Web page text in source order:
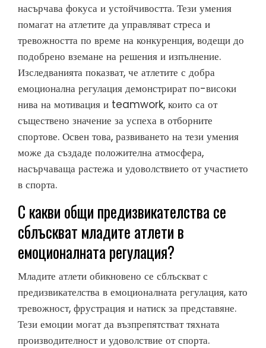
насърчава фокуса и устойчивостта. Тези умения
помагат на атлетите да управляват стреса и
тревожността по време на конкуренция, водещи до
подобрено вземане на решения и изпълнение.
Изследванията показват, че атлетите с добра
емоционална регулация демонстрират по-високи
нива на мотивация и teamwork, които са от
съществено значение за успеха в отборните
спортове. Освен това, развиването на тези умения
може да създаде положителна атмосфера,
насърчаваща растежа и удоволствието от участието
в спорта.
С какви общи предизвикателства се
сблъскват младите атлети в
емоционалната регулация?
Младите атлети обикновено се сблъскват с
предизвикателства в емоционалната регулация, като
тревожност, фрустрация и натиск за представяне.
Тези емоции могат да възпрепятстват тяхната
производителност и удоволствие от спорта.